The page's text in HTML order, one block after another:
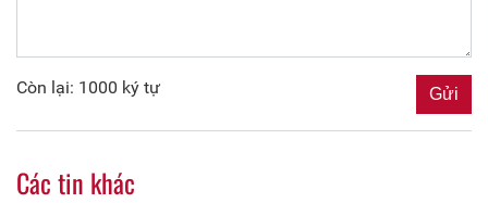
Còn lại: 1000 ký tự
Các tin khác